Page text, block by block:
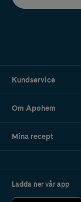
Kundservice
Om Apohem
Mina recept
Ladda ner vår app